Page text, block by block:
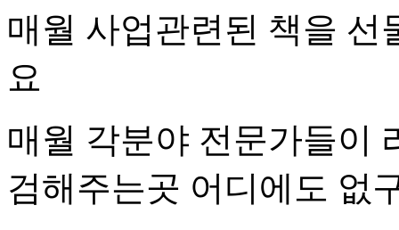
매월 사업관련된 책을 선
요
매월 각분야 전문가들이
검해주는곳 어디에도 없